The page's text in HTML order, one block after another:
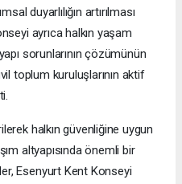
duyarlılığın artırılması
ayrıca halkın yaşam
sorunlarının çözümünün
toplum kuruluşlarının aktif
halkın güvenliğine uygun
altyapısında önemli bir
Esenyurt Kent Konseyi